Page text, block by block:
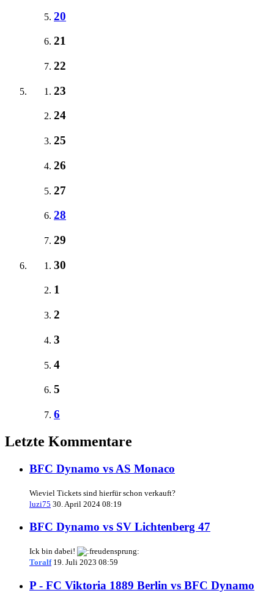
20
21
22
23
24
25
26
27
28
29
30
1
2
3
4
5
6
Letzte Kommentare
BFC Dynamo vs AS Monaco
Wieviel Tickets sind hierfür schon verkauft?
luzi75 30. April 2024 08:19
BFC Dynamo vs SV Lichtenberg 47
Ick bin dabei!
Toralf 19. Juli 2023 08:59
P - FC Viktoria 1889 Berlin vs BFC Dynamo